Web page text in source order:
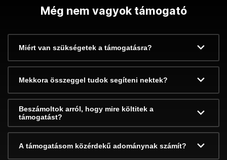
Még nem vagyok támogató
Miért van szükségetek a támogatásra?
Mekkora összeggel tudok segíteni nektek?
Beszámoltok arról, hogy mire költitek a
támogatást?
A támogatásom közérdekű adománynak számít?